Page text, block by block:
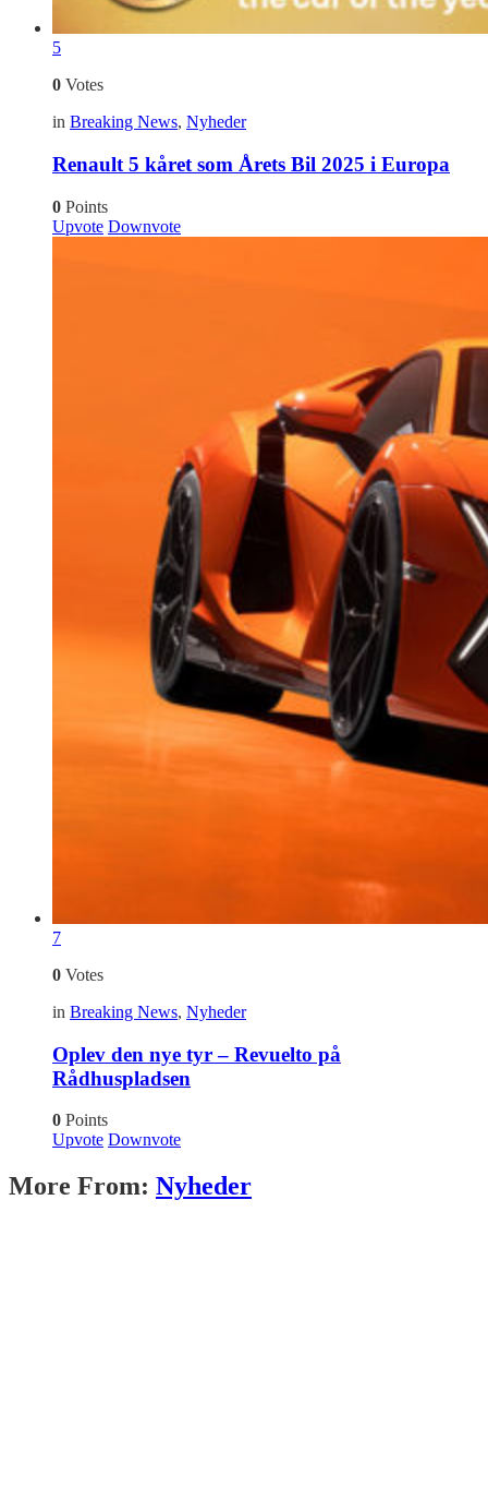
5
0 Votes
in Breaking News, Nyheder
Renault 5 kåret som Årets Bil 2025 i Europa
0 Points
Upvote Downvote
7
0 Votes
in Breaking News, Nyheder
Oplev den nye tyr – Revuelto på
Rådhuspladsen
0 Points
Upvote Downvote
More From: Nyheder